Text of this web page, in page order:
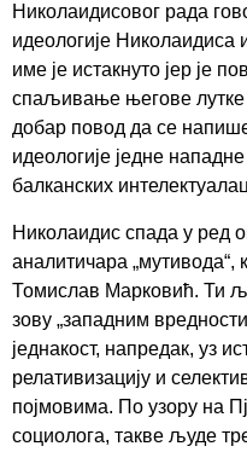
Николаидисовог рада
идеологије
име је истакнуто јер је
спаљивање његове лутке
добар повод да се
идеологије једне
балканских
Николаидис спада у ред
аналитичара
Томислав Марковић. Ти
зову „западним
једнакост, напредак, уз
релативизацију и
појмовима. По узору на
социолога, такве људе